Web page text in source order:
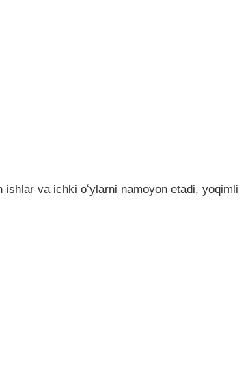
ishlar va ichki oʻylarni namoyon etadi, yoqimli